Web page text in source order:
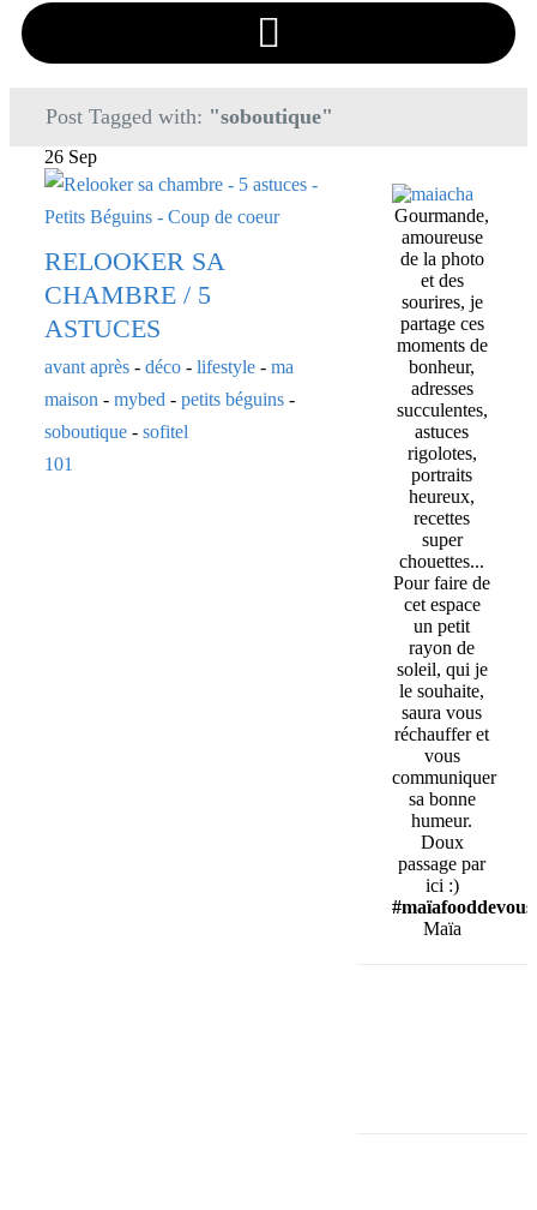
Post Tagged with: "soboutique"
26 Sep
RELOOKER SA
CHAMBRE / 5
ASTUCES
avant après - déco - lifestyle - ma
maison - mybed - petits béguins -
soboutique - sofitel
101
Gourmande,
amoureuse
de la photo
et des
sourires, je
partage ces
moments de
bonheur,
adresses
succulentes,
astuces
rigolotes,
portraits
heureux,
recettes
super
chouettes...
Pour faire de
cet espace
un petit
rayon de
soleil, qui je
le souhaite,
saura vous
réchauffer et
vous
communiquer
sa bonne
humeur.
Doux
passage par
ici :)
#maïafooddevous
Maïa